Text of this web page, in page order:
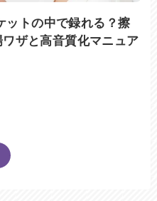
トの中で録れる？擦
ザと高音質化マニュア